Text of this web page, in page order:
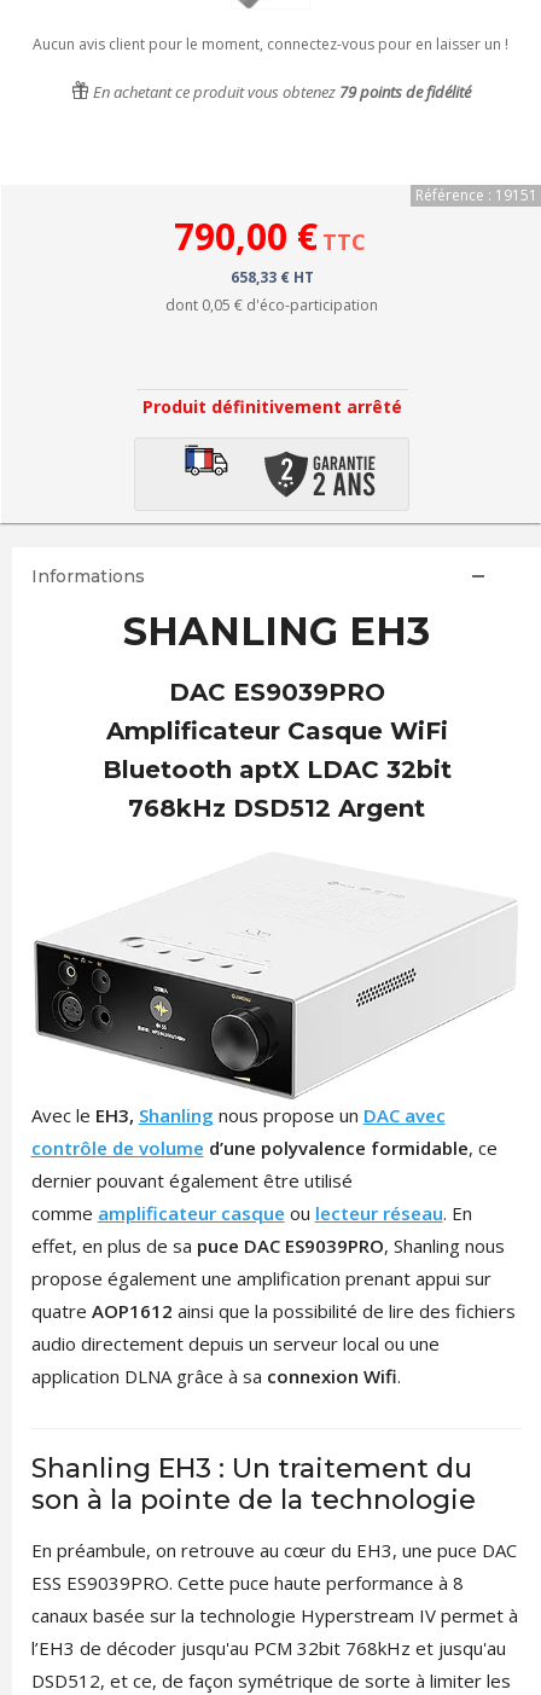
Aucun avis client pour le moment, connectez-vous pour en laisser un !
En achetant ce produit vous obtenez 79points de fidélité
Référence : 19151
790,00 € TTC
658,33 € HT
dont 0,05 € d'éco-participation
Produit définitivement arrêté
Informations
SHANLING EH3
DAC ES9039PRO
Amplificateur Casque WiFi
Bluetooth aptX LDAC 32bit
768kHz DSD512 Argent
Avec le EH3, Shanling nous propose un DAC avec
contrôle de volume d’une polyvalence formidable, ce
dernier pouvant également être utilisé
comme amplificateur casque ou lecteur réseau. En
effet, en plus de sa puce DAC ES9039PRO, Shanling nous
propose également une amplification prenant appui sur
quatre AOP1612 ainsi que la possibilité de lire des fichiers
audio directement depuis un serveur local ou une
application DLNA grâce à sa connexion Wifi.
Shanling EH3 : Un traitement du
son à la pointe de la technologie
En préambule, on retrouve au cœur du EH3, une puce DAC
ESS ES9039PRO. Cette puce haute performance à 8
canaux basée sur la technologie Hyperstream IV permet à
l’EH3 de décoder jusqu'au PCM 32bit 768kHz et jusqu'au
DSD512, et ce, de façon symétrique de sorte à limiter les